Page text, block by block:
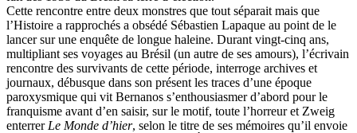
Cette rencontre entre deux monstres que tout séparait mais que
l’Histoire a rapprochés a obsédé Sébastien Lapaque au point de le
lancer sur une enquête de longue haleine. Durant vingt-cinq ans,
multipliant ses voyages au Brésil (un autre de ses amours), l’écrivain
rencontre des survivants de cette période, interroge archives et
journaux, débusque dans son présent les traces d’une époque
paroxysmique qui vit Bernanos s’enthousiasmer d’abord pour le
franquisme avant d’en saisir, sur le motif, toute l’horreur et Zweig
enterrerLe Monde d’hier, selon le titre de ses mémoires qu’il envoie